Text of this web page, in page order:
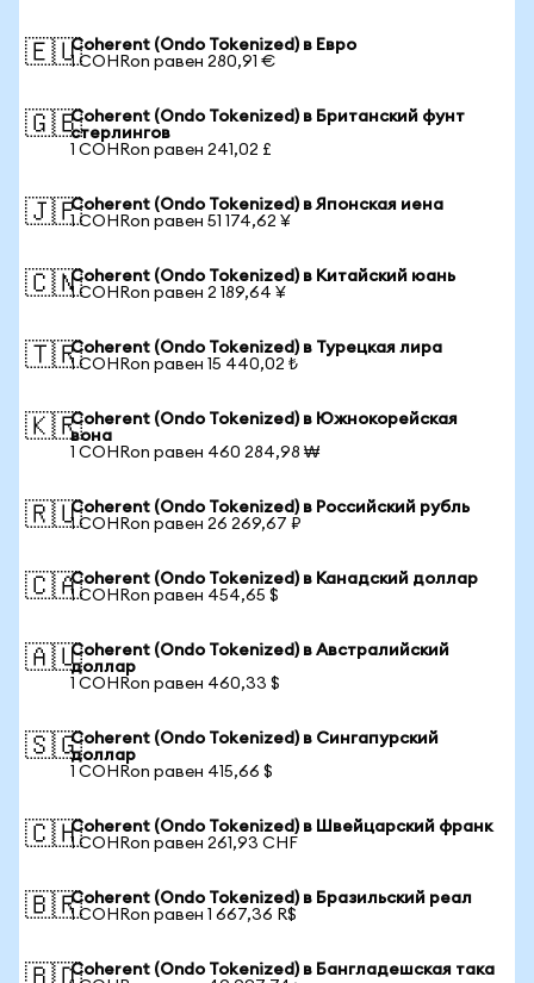
🇪🇺Coherent (Ondo Tokenized) в Евро
1 COHRon равен 280,91 €
🇬🇧Coherent (Ondo Tokenized) в Британский фунт
стерлингов
1 COHRon равен 241,02 £
🇯🇵Coherent (Ondo Tokenized) в Японская иена
1 COHRon равен 51 174,62 ¥
🇨🇳Coherent (Ondo Tokenized) в Китайский юань
1 COHRon равен 2 189,64 ¥
🇹🇷Coherent (Ondo Tokenized) в Турецкая лира
1 COHRon равен 15 440,02 ₺
🇰🇷Coherent (Ondo Tokenized) в Южнокорейская
вона
1 COHRon равен 460 284,98 ₩
🇷🇺Coherent (Ondo Tokenized) в Российский рубль
1 COHRon равен 26 269,67 ₽
🇨🇦Coherent (Ondo Tokenized) в Канадский доллар
1 COHRon равен 454,65 $
🇦🇺Coherent (Ondo Tokenized) в Австралийский
доллар
1 COHRon равен 460,33 $
🇸🇬Coherent (Ondo Tokenized) в Сингапурский
доллар
1 COHRon равен 415,66 $
🇨🇭Coherent (Ondo Tokenized) в Швейцарский франк
1 COHRon равен 261,93 CHF
🇧🇷Coherent (Ondo Tokenized) в Бразильский реал
1 COHRon равен 1 667,36 R$
Coherent (Ondo Tokenized) в Бангладешская така